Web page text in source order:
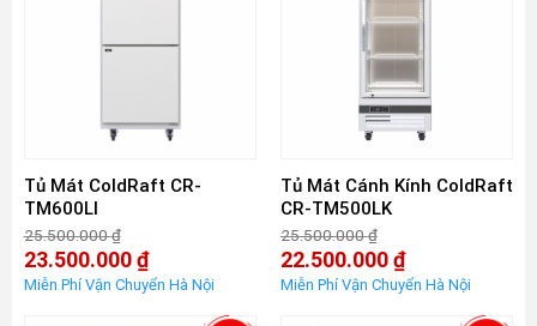
Tủ Mát ColdRaft CR-
TM600LI
25.500.000₫
Giá
gốc
là:
23.500.000₫
Giá
Tủ Mát Cánh Kính ColdRaft
CR-TM500LK
25.500.000₫
Giá
gốc
là:
22.500.000₫
Giá